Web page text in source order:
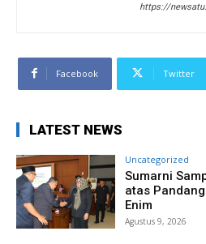
https://
Facebook Twitter
LATEST NEWS
Uncategorized
Sumarni
atas
Enim
Agustus 9, 2026